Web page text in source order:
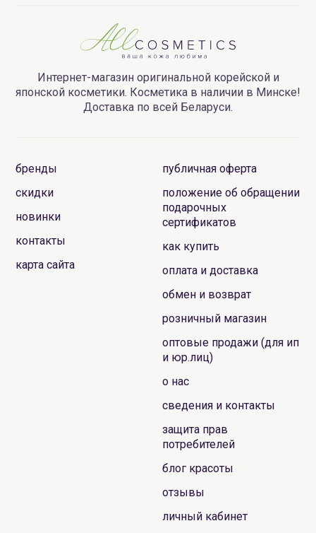
Интернет-магазин оригинальной корейской и
японской косметики. Косметика в наличии в Минске!
Доставка по всей Беларуси.
бренды
скидки
новинки
контакты
карта сайта
публичная оферта
положение об обращении
подарочных
сертификатов
как купить
оплата и доставка
обмен и возврат
розничный магазин
оптовые продажи (для ип
и юр.лиц)
о нас
сведения и контакты
защита прав
потребителей
блог красоты
отзывы
личный кабинет